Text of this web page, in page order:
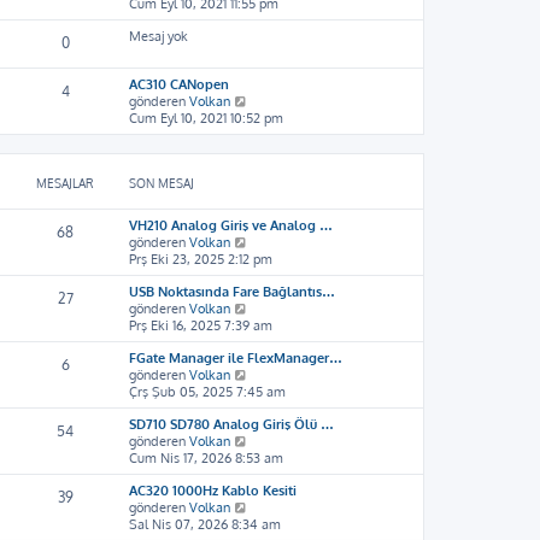
l
e
ü
n
ı
g
ü
ü
e
n
s
ı
g
ö
n
t
l
e
Cum Eyl 10, 2021 11:55 pm
0 Mesaj yok
4
AC310 CANopen
gönderen Volkan
o
n
m
ı
g
ö
r
n
ü
e
Cum Eyl 10, 2021 10:52 pm
MESAJLAR SON MESAJ
68
VH210 Analog Giriş ve Analog …
gönderen Volkan
o
n
m
s
a
j
g
ö
r
n
t
ü
e
Prş Eki 23, 2025 2:12 pm
27
USB Noktasında Fare Bağlantıs…
gönderen Volkan
o
n
m
s
a
j
g
ö
r
n
Prş Eki 16, 2025 7:39 am
6
FGate Manager ile FlexManager…
gönderen Volkan
o
n
m
s
a
j
g
Çrş Şub 05, 2025 7:45 am
54
SD710 SD780 Analog Giriş Ölü …
gönderen Volkan
o
n
m
s
Cum Nis 17, 2026 8:53 am
39
AC320 1000Hz Kablo Kesiti
gönderen Volkan
o
Sal Nis 07, 2026 8:34 am